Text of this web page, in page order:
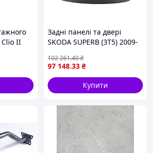
Clio II
Заднi панелi та дверi
SKODA SUPERB (3T5) 2009-
97 148.33 ₴
102 261.40₴
Купити